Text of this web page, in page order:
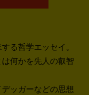
る哲学エッセイ。
何かを先人の叡智
ッガーなどの思想